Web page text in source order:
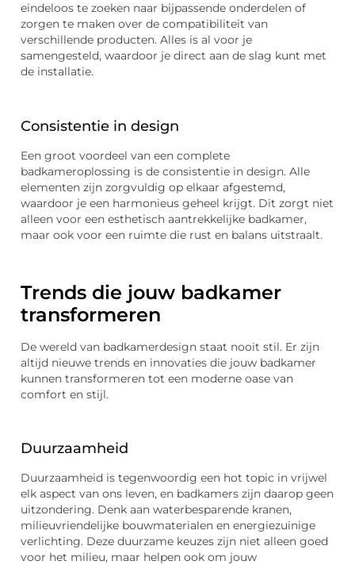
eindeloos te zoeken naar bijpassende onderdelen of
zorgen te maken over de compatibiliteit van
verschillende producten. Alles is al voor je
samengesteld, waardoor je direct aan de slag kunt met
de installatie.
Consistentie in design
Een groot voordeel van een complete
badkameroplossing is de consistentie in design. Alle
elementen zijn zorgvuldig op elkaar afgestemd,
waardoor je een harmonieus geheel krijgt. Dit zorgt niet
alleen voor een esthetisch aantrekkelijke badkamer,
maar ook voor een ruimte die rust en balans uitstraalt.
Trends die jouw badkamer
transformeren
De wereld van badkamerdesign staat nooit stil. Er zijn
altijd nieuwe trends en innovaties die jouw badkamer
kunnen transformeren tot een moderne oase van
comfort en stijl.
Duurzaamheid
Duurzaamheid is tegenwoordig een hot topic in vrijwel
elk aspect van ons leven, en badkamers zijn daarop geen
uitzondering. Denk aan waterbesparende kranen,
milieuvriendelijke bouwmaterialen en energiezuinige
verlichting. Deze duurzame keuzes zijn niet alleen goed
voor het milieu, maar helpen ook om jouw